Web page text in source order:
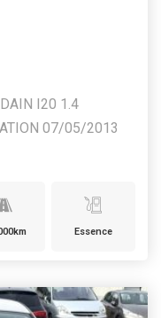
I20 1.4
07/05/2013
Essence